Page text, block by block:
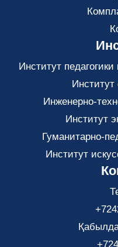
Институт
Институт
Инженерно-
Институт
Гуманитарно-
Институт